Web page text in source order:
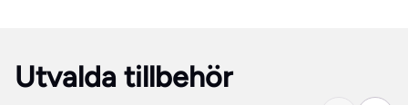
Utvalda tillbehör